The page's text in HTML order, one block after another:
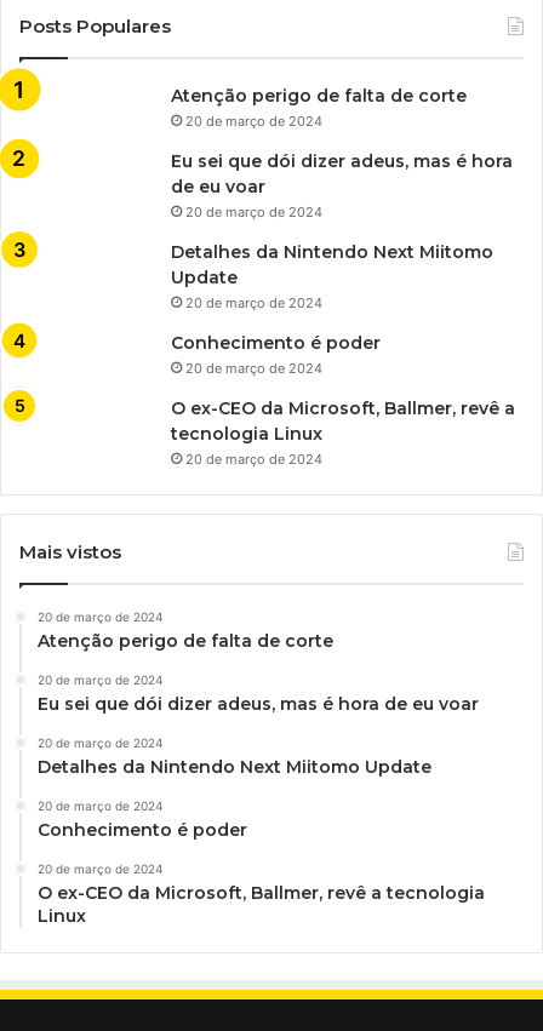
Posts Populares
Atenção perigo de falta de corte
20 de março de 2024
Eu sei que dói dizer adeus, mas é hora
de eu voar
20 de março de 2024
Detalhes da Nintendo Next Miitomo
Update
20 de março de 2024
Conhecimento é poder
20 de março de 2024
O ex-CEO da Microsoft, Ballmer, revê a
tecnologia Linux
20 de março de 2024
Mais vistos
20 de março de 2024
Atenção perigo de falta de corte
20 de março de 2024
Eu sei que dói dizer adeus, mas é hora de eu voar
20 de março de 2024
Detalhes da Nintendo Next Miitomo Update
20 de março de 2024
Conhecimento é poder
20 de março de 2024
O ex-CEO da Microsoft, Ballmer, revê a tecnologia
Linux